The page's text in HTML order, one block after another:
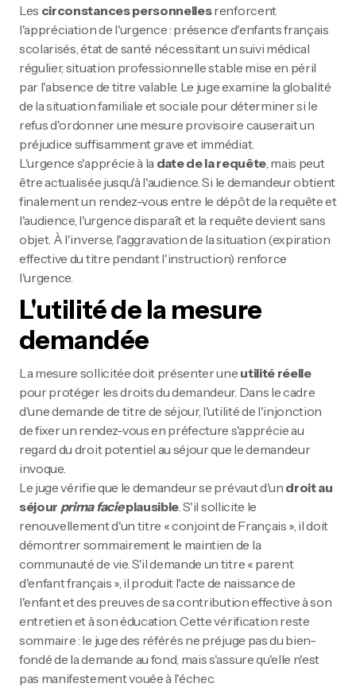
Les circonstances personnellesrenforcent
l'appréciation de l'urgence : présence d'enfants français
scolarisés, état de santé nécessitant un suivi médical
régulier, situation professionnelle stable mise en péril
par l'absence de titre valable. Le juge examine la globalité
de la situation familiale et sociale pour déterminer si le
refus d'ordonner une mesure provisoire causerait un
préjudice suffisamment grave et immédiat.
L'urgence s'apprécie à la date de la requête, mais peut
être actualisée jusqu'à l'audience. Si le demandeur obtient
finalement un rendez-vous entre le dépôt de la requête et
l'audience, l'urgence disparaît et la requête devient sans
objet. À l'inverse, l'aggravation de la situation (expiration
effective du titre pendant l'instruction) renforce
l'urgence.
L'utilité de la mesure
demandée
La mesure sollicitée doit présenter une utilité réelle
pour protéger les droits du demandeur. Dans le cadre
d'une demande de titre de séjour, l'utilité de l'injonction
de fixer un rendez-vous en préfecture s'apprécie au
regard du droit potentiel au séjour que le demandeur
invoque.
Le juge vérifie que le demandeur se prévaut d'un droit au
séjour prima facieplausible. S'il sollicite le
renouvellement d'un titre « conjoint de Français », il doit
démontrer sommairement le maintien de la
communauté de vie. S'il demande un titre « parent
d'enfant français », il produit l'acte de naissance de
l'enfant et des preuves de sa contribution effective à son
entretien et à son éducation. Cette vérification reste
sommaire : le juge des référés ne préjuge pas du bien-
fondé de la demande au fond, mais s'assure qu'elle n'est
pas manifestement vouée à l'échec.